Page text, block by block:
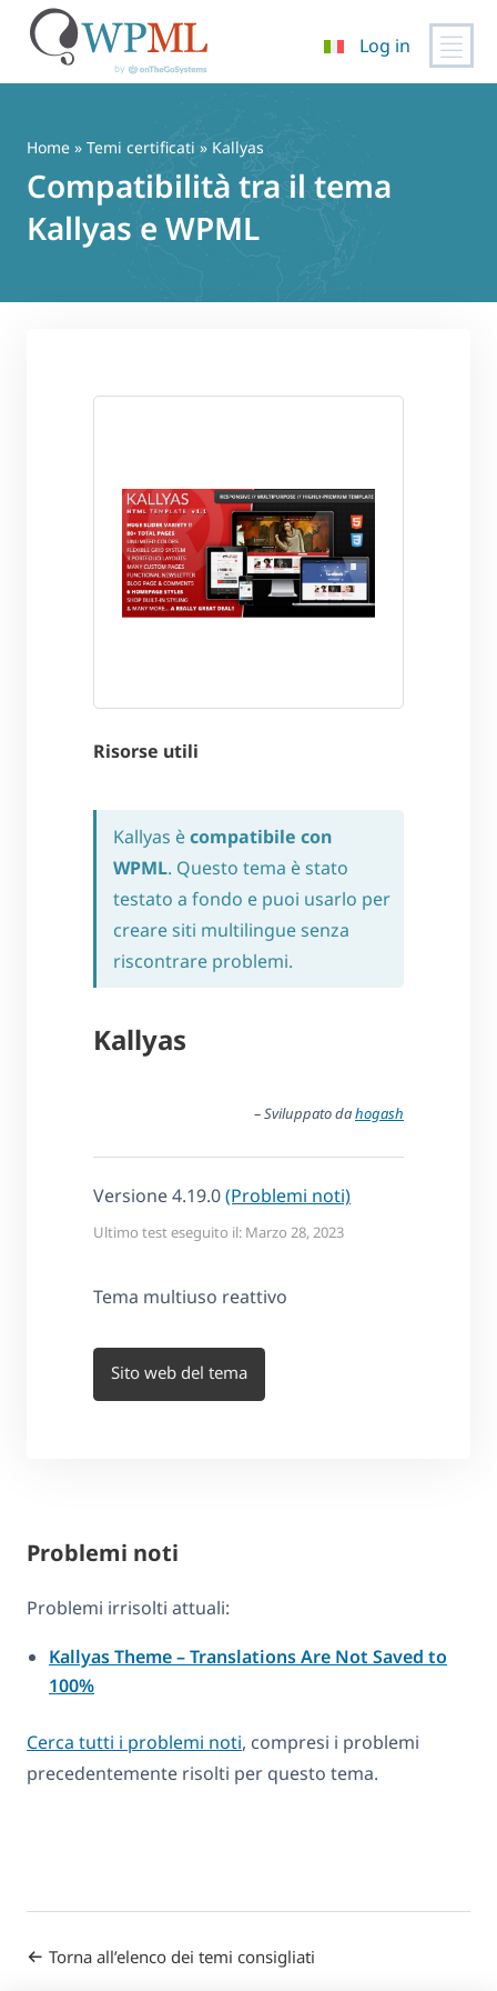
contenuto
Log in
Home » Temi certificati » Kallyas
Compatibilità tra il tema
Kallyas e WPML
Risorse utili
Kallyas ècompatibile con
WPML. Questo tema è stato
testato a fondo e puoi usarlo per
creare siti multilingue senza
riscontrare problemi.
Kallyas
– Sviluppato dahogash
Versione 4.19.0(Problemi noti)
Ultimo test eseguito il: Marzo 28, 2023
Tema multiuso reattivo
Sito web del tema
Problemi noti
Problemi irrisolti attuali:
Kallyas Theme – Translations Are Not Saved to
100%
Cerca tutti i problemi noti, compresi i problemi
precedentemente risolti per questo tema.
Torna all’elenco dei temi consigliati